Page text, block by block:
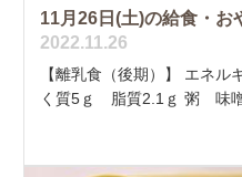
11月26日(土)の給食・お
2022.11.26
【離乳食（後期）】 エネ
く質5ｇ 脂質2.1ｇ 粥 味